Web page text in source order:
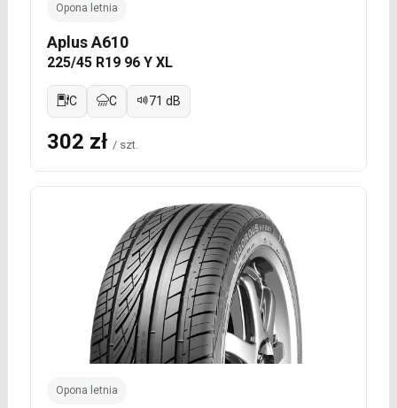
Opona letnia
Aplus A610
225/45 R19 96 Y XL
C C 71 dB
302 zł / szt.
Opona letnia